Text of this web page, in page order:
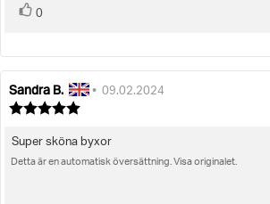
Rösta
0
Recensionsförfattare:
Sandra B. • Recensionsdatum:
09.02.2024
utav
stjärnor
Recensionstext:
Super sköna byxor
Detta är en automatisk översättning. Visa originalet.